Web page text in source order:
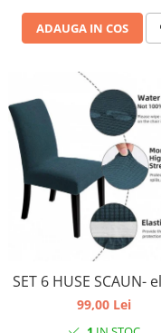
ADAUGA IN COS
SET 6 HUSE
99,00 Lei